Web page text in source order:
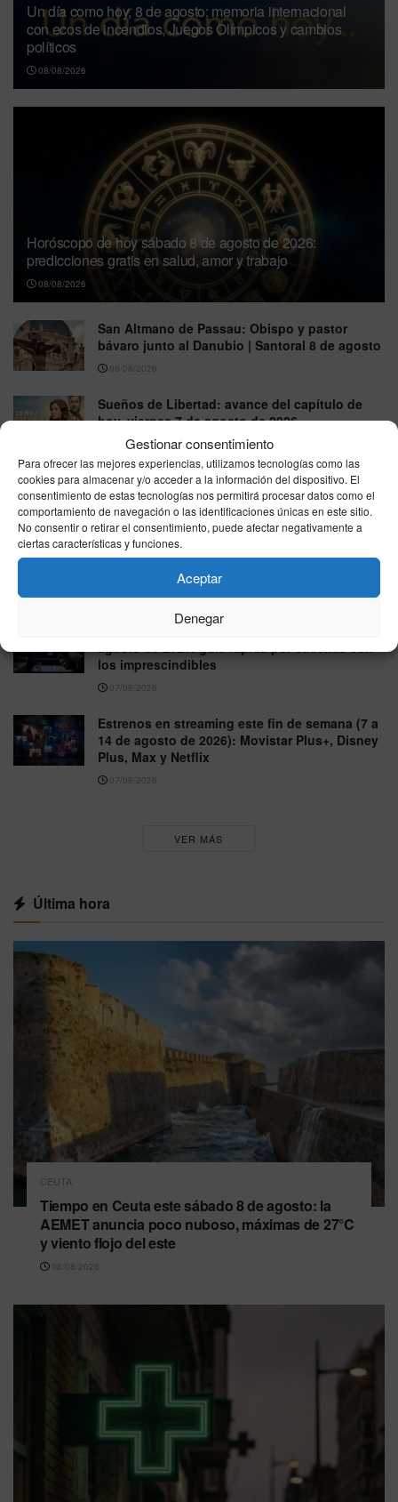
Gestionar consentimiento
Para ofrecer las mejores experiencias, utilizamos tecnologías como las
cookies para almacenar y/o acceder a la información del dispositivo. El
consentimiento de estas tecnologías nos permitirá procesar datos como el
comportamiento de navegación o las identificaciones únicas en este sitio.
No consentir o retirar el consentimiento, puede afectar negativamente a
ciertas características y funciones.
Aceptar
Denegar
Un día como hoy, 8 de agosto: memoria internacional
con ecos de incendios, Juegos Olímpicos y cambios
políticos
08/08/2026
Horóscopo de hoy sábado 8 de agosto de 2026:
predicciones gratis en salud, amor y trabajo
08/08/2026
San Altmano de Passau: Obispo y pastor
bávaro junto al Danubio | Santoral 8 de agosto
08/08/2026
Sueños de Libertad: avance del capítulo de
hoy, viernes 7 de agosto de 2026
07/08/2026
Valle Salvaje: avance y capítulo de hoy, viernes
7 de agosto de 2026
07/08/2026
La Promesa: avance del capítulo de hoy,
viernes 7 de agosto de 2026
07/08/2026
Que ver esta noche en la tele, viernes 7 de
agosto de 2026: guía rápida por cadenas con
los imprescindibles
07/08/2026
Estrenos en streaming este fin de semana (7 a
14 de agosto de 2026): Movistar Plus+, Disney
Plus, Max y Netflix
07/08/2026
VER MÁS
Última hora
CEUTA
Tiempo en Ceuta este sábado 8 de agosto: la
AEMET anuncia poco nuboso, máximas de 27°C
y viento flojo del este
08/08/2026